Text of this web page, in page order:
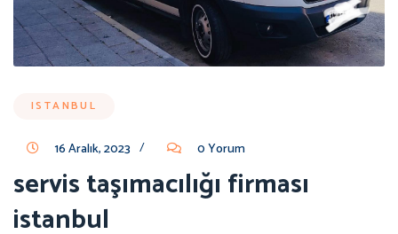
ISTANBUL
16 Aralık, 2023 / 0 Yorum
servis taşımacılığı firması
istanbul